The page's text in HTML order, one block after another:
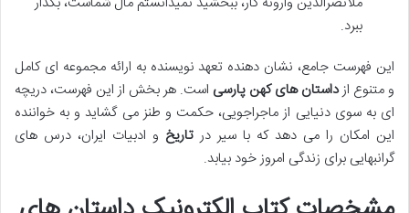
ببرد.
این فهرست جامع، نشان دهنده تعهد نویسنده به ارائه مجموعه ای کامل
و متنوع ازداستان های کهن پارسی است. هر بخش از این فهرست، دریچه
ای به سوی دنیایی از ماجراجویی، حکمت و طنز می گشاید و به خواننده
این امکان را می دهد که با سیر در تاریخ و ادبیات ایران، درس های
گرانبهایی برای زندگی امروز خود بیابد.